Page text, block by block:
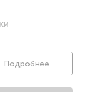
Подробнее